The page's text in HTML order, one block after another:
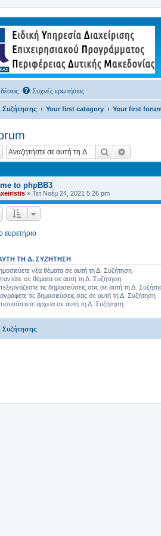
Συχνές ερωτήσεις
Συζήτησης Your first category Your first forum
Αναζήτηση
to phpBB3
» Τετ Νοέμ 24, 2021 5:26 pm
ευρετήριο
ΤΗ Δ. ΣΥΖΉΤΗΣΗ
νέα θέματα σε αυτή τη Δ. Συζήτηση
σε θέματα σε αυτή τη Δ. Συζήτηση
τις δημοσιεύσεις σας σε αυτή τη Δ.
τις δημοσιεύσεις σας σε αυτή τη Δ. Συζήτηση
αρχεία σε αυτή τη Δ. Συζήτηση
Συζήτησης